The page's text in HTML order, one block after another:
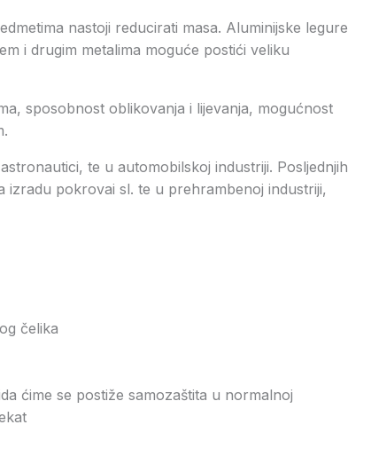
nastoji reducirati masa. Aluminijske legure
i drugim metalima moguće postići veliku
sposobnost oblikovanja i lijevanja, mogućnost
te u automobilskoj industriji. Posljednjih
izradu pokrovai sl. te u prehrambenoj industriji,
čelika
ćime se postiže samozaštita u normalnoj